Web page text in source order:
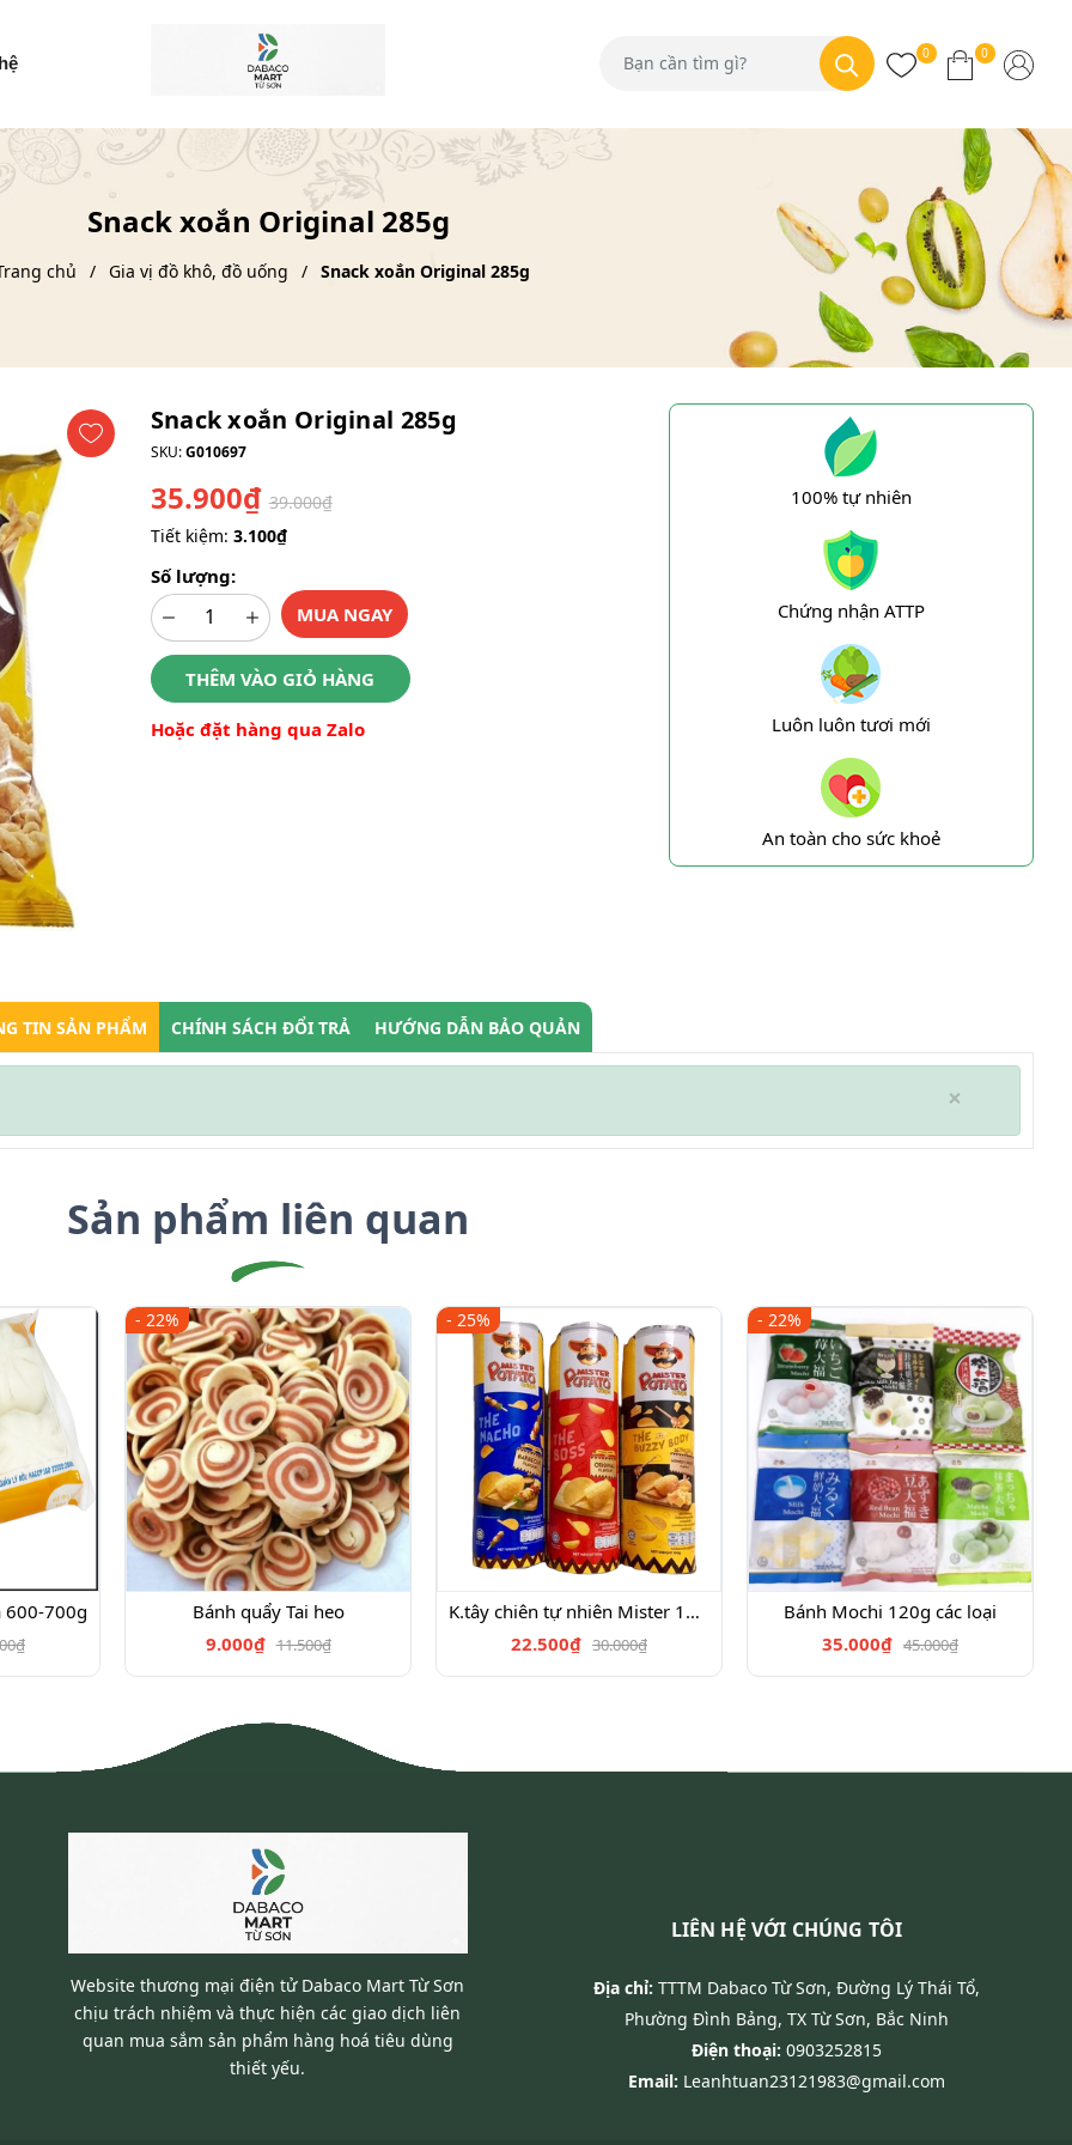
0 0
Snack xoắn Original 285g
chủ Gia vị đồ khô, đồ uống Snack xoắn Original 285g
Snack xoắn Original 285g
SKU:G010697
35.900₫ 39.000₫
Tiết kiệm: 3.100₫
Số lượng:
MUA NGAY
THÊM VÀO GIỎ HÀNG
Hoặc đặt hàng qua Zalo
100% tự nhiên
Chứng nhận ATTP
Luôn luôn tươi mới
An toàn cho sức khoẻ
TIN SẢN PHẨM CHÍNH SÁCH ĐỔI TRẢ HƯỚNG DẪN BẢO QUẢN
×
Sản phẩm liên quan
600-700g
- 22%
Bánh quẩy Tai heo
9.000₫ 11.500₫
- 25%
K.tây chiên tự nhiên Mister 100g
22.500₫ 30.000₫
- 22%
Bánh Mochi 120g các loại
35.000₫ 45.000₫
Website thương mại điện tử Dabaco Mart Từ Sơn
chịu trách nhiệm và thực hiện các giao dịch liên
quan mua sắm sản phẩm hàng hoá tiêu dùng
thiết yếu.
LIÊN HỆ VỚI CHÚNG TÔI
Địa chỉ: TTTM Dabaco Từ Sơn, Đường Lý Thái Tổ,
Phường Đình Bảng, TX Từ Sơn, Bắc Ninh
Điện thoại: 0903252815
Email: Leanhtuan23121983@gmail.com